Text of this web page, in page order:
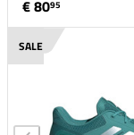
€ 8095
SALE